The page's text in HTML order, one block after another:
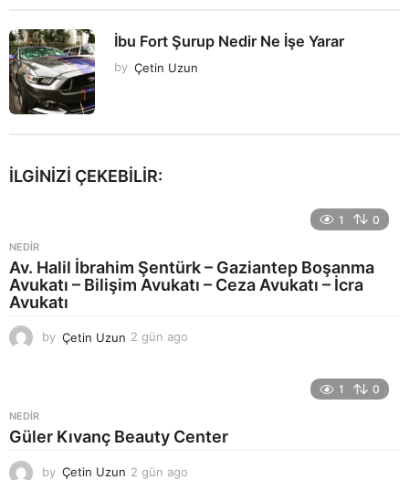
İbu Fort Şurup Nedir Ne İşe Yarar
by Çetin Uzun
İLGINIZI ÇEKEBILIR:
1 0
NEDIR
Av. Halil İbrahim Şentürk – Gaziantep Boşanma
Avukatı – Bilişim Avukatı – Ceza Avukatı – İcra
Avukatı
by Çetin Uzun 2 gün ago
o
1 0
NEDIR
Güler Kıvanç Beauty Center
by Çetin Uzun 2 gün ago